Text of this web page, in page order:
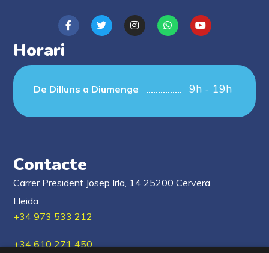
Horari
De Dilluns a Diumenge 9h - 19h
Contacte
Carrer President Josep Irla, 14 25200 Cervera,
Lleida
+34 973 533 212
+34 610 271 450